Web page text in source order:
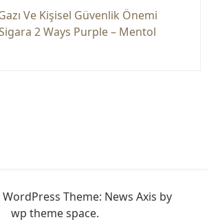
Ve Kişisel Güvenlik Önemi
2 Ways Purple – Mentol
Theme: News Axis by
wp theme space.